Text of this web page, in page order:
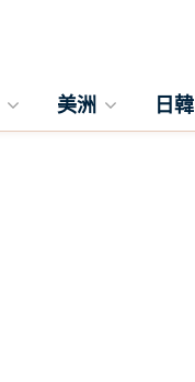
美洲 日韓